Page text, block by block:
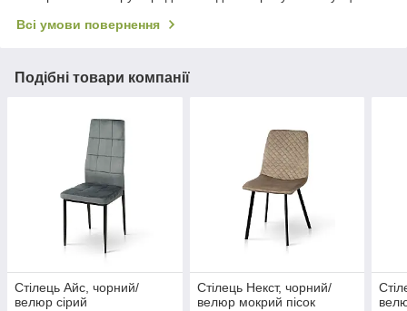
Всі умови повернення
Подібні товари компанії
Стілець Айс, чорний/
велюр сірий
Стілець Некст, чорний/
велюр мокрий пісок